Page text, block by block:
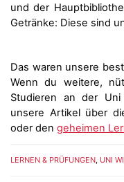
und der
Getränke: Diese sind
Das waren unsere
Wenn du weitere,
Studieren an der
unsere Artikel über
oder den geheimen
LERNEN & PRÜFUNGEN, UNI